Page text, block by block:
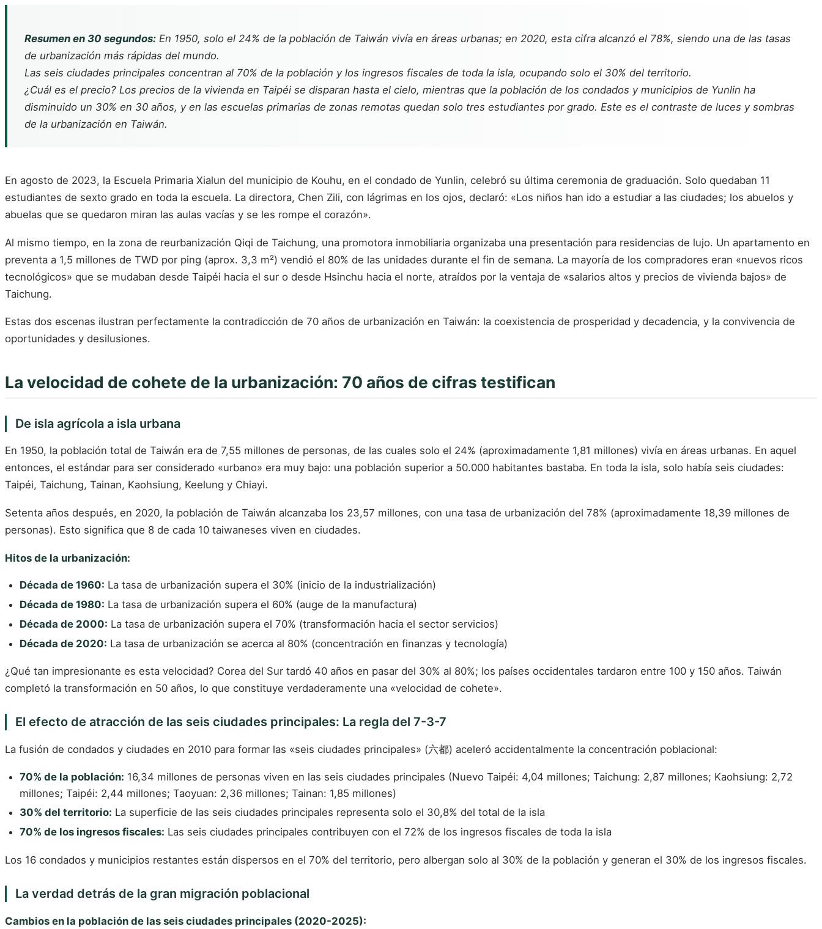
Resumen en 30 segundos: En 1950, solo el 24% de la población de Taiwán vivía en áreas urbanas; en 2020, esta cifra alcanzó el 78%, siendo una de las tasas
de urbanización más rápidas del mundo.
Las seis ciudades principales concentran al 70% de la población y los ingresos fiscales de toda la isla, ocupando solo el 30% del territorio.
¿Cuál es el precio? Los precios de la vivienda en Taipéi se disparan hasta el cielo, mientras que la población de los condados y municipios de Yunlin ha
disminuido un 30% en 30 años, y en las escuelas primarias de zonas remotas quedan solo tres estudiantes por grado. Este es el contraste de luces y sombras
de la urbanización en Taiwán.
En agosto de 2023, la Escuela Primaria Xialun del municipio de Kouhu, en el condado de Yunlin, celebró su última ceremonia de graduación. Solo quedaban 11
estudiantes de sexto grado en toda la escuela. La directora, Chen Zili, con lágrimas en los ojos, declaró: «Los niños han ido a estudiar a las ciudades; los abuelos y
abuelas que se quedaron miran las aulas vacías y se les rompe el corazón».
Al mismo tiempo, en la zona de reurbanización Qiqi de Taichung, una promotora inmobiliaria organizaba una presentación para residencias de lujo. Un apartamento en
preventa a 1,5 millones de TWD por ping (aprox. 3,3 m²) vendió el 80% de las unidades durante el fin de semana. La mayoría de los compradores eran «nuevos ricos
tecnológicos» que se mudaban desde Taipéi hacia el sur o desde Hsinchu hacia el norte, atraídos por la ventaja de «salarios altos y precios de vivienda bajos» de
Taichung.
Estas dos escenas ilustran perfectamente la contradicción de 70 años de urbanización en Taiwán: la coexistencia de prosperidad y decadencia, y la convivencia de
oportunidades y desilusiones.
La velocidad de cohete de la urbanización: 70 años de cifras testifican
De isla agrícola a isla urbana
En 1950, la población total de Taiwán era de 7,55 millones de personas, de las cuales solo el 24% (aproximadamente 1,81 millones) vivía en áreas urbanas. En aquel
entonces, el estándar para ser considerado «urbano» era muy bajo: una población superior a 50.000 habitantes bastaba. En toda la isla, solo había seis ciudades:
Taipéi, Taichung, Tainan, Kaohsiung, Keelung y Chiayi.
Setenta años después, en 2020, la población de Taiwán alcanzaba los 23,57 millones, con una tasa de urbanización del 78% (aproximadamente 18,39 millones de
personas). Esto significa que 8 de cada 10 taiwaneses viven en ciudades.
Hitos de la urbanización:
Década de 1960: La tasa de urbanización supera el 30% (inicio de la industrialización)
Década de 1980: La tasa de urbanización supera el 60% (auge de la manufactura)
Década de 2000: La tasa de urbanización supera el 70% (transformación hacia el sector servicios)
Década de 2020: La tasa de urbanización se acerca al 80% (concentración en finanzas y tecnología)
¿Qué tan impresionante es esta velocidad? Corea del Sur tardó 40 años en pasar del 30% al 80%; los países occidentales tardaron entre 100 y 150 años. Taiwán
completó la transformación en 50 años, lo que constituye verdaderamente una «velocidad de cohete».
El efecto de atracción de las seis ciudades principales: La regla del 7-3-7
La fusión de condados y ciudades en 2010 para formar las «seis ciudades principales» (六都) aceleró accidentalmente la concentración poblacional:
70% de la población: 16,34 millones de personas viven en las seis ciudades principales (Nuevo Taipéi: 4,04 millones; Taichung: 2,87 millones; Kaohsiung: 2,72
millones; Taipéi: 2,44 millones; Taoyuan: 2,36 millones; Tainan: 1,85 millones)
30% del territorio: La superficie de las seis ciudades principales representa solo el 30,8% del total de la isla
70% de los ingresos fiscales: Las seis ciudades principales contribuyen con el 72% de los ingresos fiscales de toda la isla
Los 16 condados y municipios restantes están dispersos en el 70% del territorio, pero albergan solo al 30% de la población y generan el 30% de los ingresos fiscales.
La verdad detrás de la gran migración poblacional
Cambios en la población de las seis ciudades principales (2020-2025):